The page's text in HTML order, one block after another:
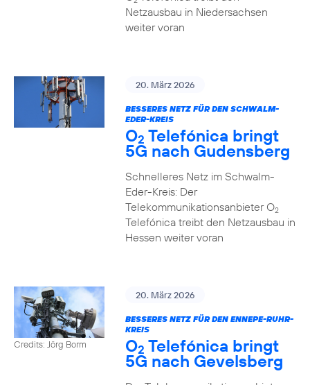
Netzausbau in Niedersachsen
weiter voran
20. März 2026
BESSERES NETZ FÜR DEN SCHWALM-
EDER-KREIS
O2 Telefónica bringt
5G nach Gudensberg
Schnelleres Netz im Schwalm-
Eder-Kreis: Der
Telekommunikationsanbieter O2
Telefónica treibt den Netzausbau in
Hessen weiter voran
Credits: Jörg Borm
20. März 2026
BESSERES NETZ FÜR DEN ENNEPE-RUHR-
KREIS
O2 Telefónica bringt
5G nach Gevelsberg